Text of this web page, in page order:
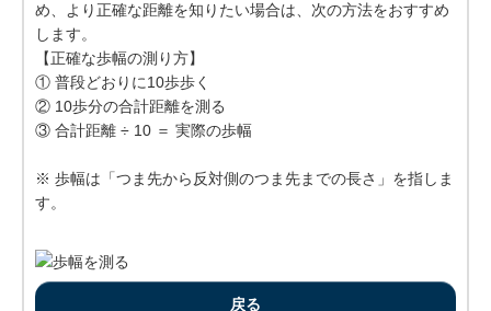
め、より正確な距離を知りたい場合は、次の方法をおすすめ
します。
【正確な歩幅の測り方】
① 普段どおりに10歩歩く
② 10歩分の合計距離を測る
③ 合計距離 ÷ 10 ＝ 実際の歩幅
※ 歩幅は「つま先から反対側のつま先までの長さ」を指しま
す。
戻る